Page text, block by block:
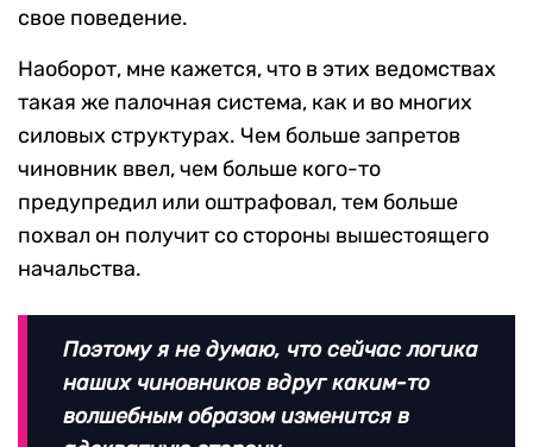
свое поведение.
Наоборот, мне кажется, что в этих ведомствах
такая же палочная система, как и во многих
силовых структурах. Чем больше запретов
чиновник ввел, чем больше кого-то
предупредил или оштрафовал, тем больше
похвал он получит со стороны вышестоящего
начальства.
Поэтому я не думаю, что сейчас логика
наших чиновников вдруг каким-то
волшебным образом изменится в